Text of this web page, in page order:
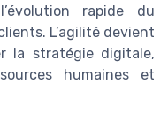
rapide du
L’agilité devient
la stratégie digitale,
humaines et